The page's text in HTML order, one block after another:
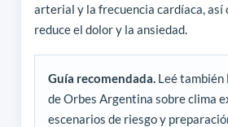
arterial y la frecuencia cardíaca, así
reduce el dolor y la ansiedad.
Guía recomendada. Leé también
de Orbes Argentina sobre clima
escenarios de riesgo y